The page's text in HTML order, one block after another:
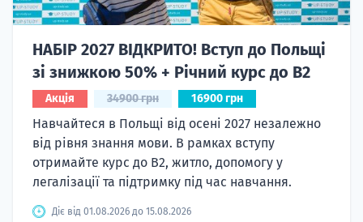
НАБІР 2027 ВІДКРИТО! Вступ до Польщі
зі знижкою 50% + Річний курс до B2
Акція 34900 грн 16900 грн
Навчайтеся в Польщі від осені 2027 незалежно
від рівня знання мови. В рамках вступу
отримайте курс до B2, житло, допомогу у
легалізації та підтримку під час навчання.
Діє від 01.08.2026 до 15.08.2026